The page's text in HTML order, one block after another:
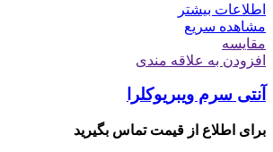
اطلاعات بیشتر
مشاهده سریع
مقایسه
افزودن به علاقه مندی
آنتی سرم ویبریوکلرا
برای اطلاع از قیمت تماس بگیرید